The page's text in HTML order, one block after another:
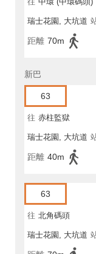
瑞士花園, 大坑道
距離 70m
新巴
63
往 赤柱監獄
瑞士花園, 大坑道
距離 40m
63
往 北角碼頭
瑞士花園, 大坑道